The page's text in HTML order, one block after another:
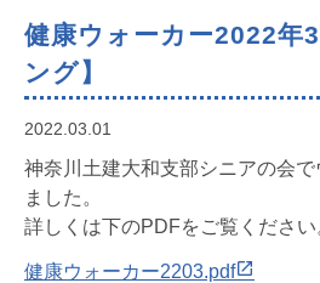
健康ウォーカー2022年
ング】
2022.03.01
神奈川土建大和支部シニアの会
ました。
詳しくは下のPDFをご覧ください
健康ウォーカー2203.pdf